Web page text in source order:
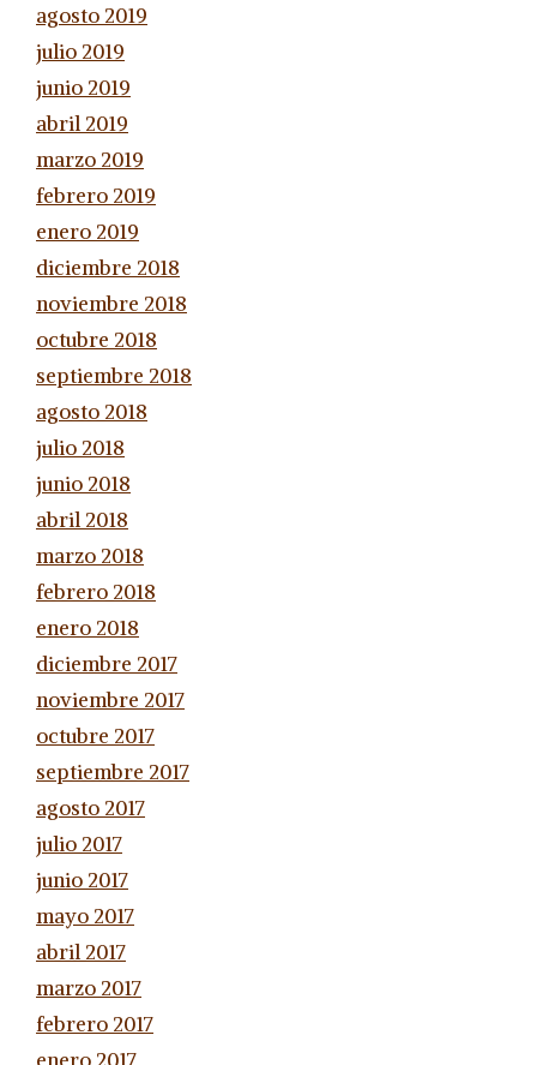
agosto 2019
julio 2019
junio 2019
abril 2019
marzo 2019
febrero 2019
enero 2019
diciembre 2018
noviembre 2018
octubre 2018
septiembre 2018
agosto 2018
julio 2018
junio 2018
abril 2018
marzo 2018
febrero 2018
enero 2018
diciembre 2017
noviembre 2017
octubre 2017
septiembre 2017
agosto 2017
julio 2017
junio 2017
mayo 2017
abril 2017
marzo 2017
febrero 2017